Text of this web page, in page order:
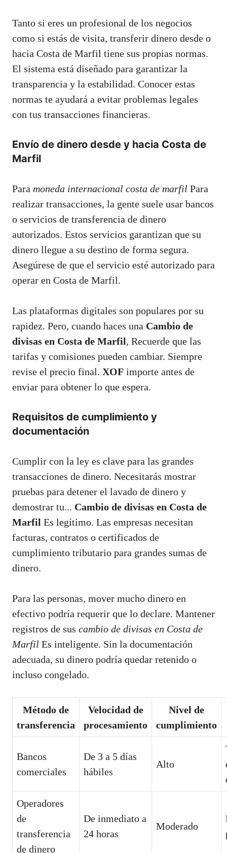
Tanto si eres un profesional de los negocios
como si estás de visita, transferir dinero desde o
hacia Costa de Marfil tiene sus propias normas.
El sistema está diseñado para garantizar la
transparencia y la estabilidad. Conocer estas
normas te ayudará a evitar problemas legales
con tus transacciones financieras.
Envío de dinero desde y hacia Costa de
Marfil
Para moneda internacional costa de marfil Para
realizar transacciones, la gente suele usar bancos
o servicios de transferencia de dinero
autorizados. Estos servicios garantizan que su
dinero llegue a su destino de forma segura.
Asegúrese de que el servicio esté autorizado para
operar en Costa de Marfil.
Las plataformas digitales son populares por su
rapidez. Pero, cuando haces una Cambio de
divisas en Costa de Marfil, Recuerde que las
tarifas y comisiones pueden cambiar. Siempre
revise el precio final. XOF importe antes de
enviar para obtener lo que espera.
Requisitos de cumplimiento y
documentación
Cumplir con la ley es clave para las grandes
transacciones de dinero. Necesitarás mostrar
pruebas para detener el lavado de dinero y
demostrar tu... Cambio de divisas en Costa de
Marfil Es legítimo. Las empresas necesitan
facturas, contratos o certificados de
cumplimiento tributario para grandes sumas de
dinero.
Para las personas, mover mucho dinero en
efectivo podría requerir que lo declare. Mantener
registros de sus cambio de divisas en Costa de
Marfil Es inteligente. Sin la documentación
adecuada, su dinero podría quedar retenido o
incluso congelado.
Método de
transferencia
Velocidad de
procesamiento
Nivel de
cumplimiento
Bancos
comerciales
De 3 a 5 días
hábiles
Alto
Operadores
de
transferencia
de dinero
De inmediato a
24 horas
Moderado